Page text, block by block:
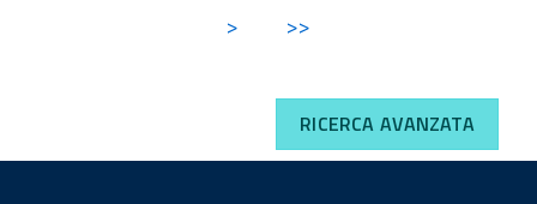
> >>
RICERCA AVANZATA